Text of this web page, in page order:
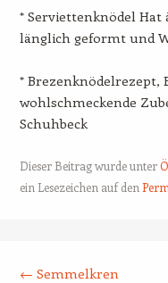
* Serviettenknödel
länglich geformt und
* Brezenknödelrezept,
wohlschmeckende
Schuhbeck
Dieser Beitrag wurde unter
ein Lesezeichen auf den
← Semmelkren